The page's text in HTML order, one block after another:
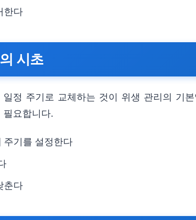
한다
시초
정 주기로 교체하는 것이 위생 관리의 기
요합니다.
기를 설정한다
춘다